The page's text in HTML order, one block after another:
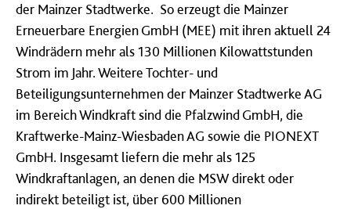
der Mainzer Stadtwerke. So erzeugt die Mainzer
Erneuerbare Energien GmbH (MEE) mit ihren aktuell 24
Windrädern mehr als 130 Millionen Kilowattstunden
Strom im Jahr. Weitere Tochter- und
Beteiligungsunternehmen der Mainzer Stadtwerke AG
im Bereich Windkraft sind die Pfalzwind GmbH, die
Kraftwerke-Mainz-Wiesbaden AG sowie die PIONEXT
GmbH. Insgesamt liefern die mehr als 125
Windkraftanlagen, an denen die MSW direkt oder
indirekt beteiligt ist, über 600 Millionen